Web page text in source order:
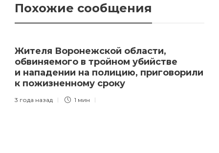
Похожие сообщения
Жителя Воронежской области,
обвиняемого в тройном убийстве
и нападении на полицию, приговорили
к пожизненному сроку
3 года назад 1 мин